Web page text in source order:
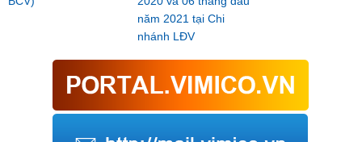
năm 2021 tại Chi
nhánh LĐV